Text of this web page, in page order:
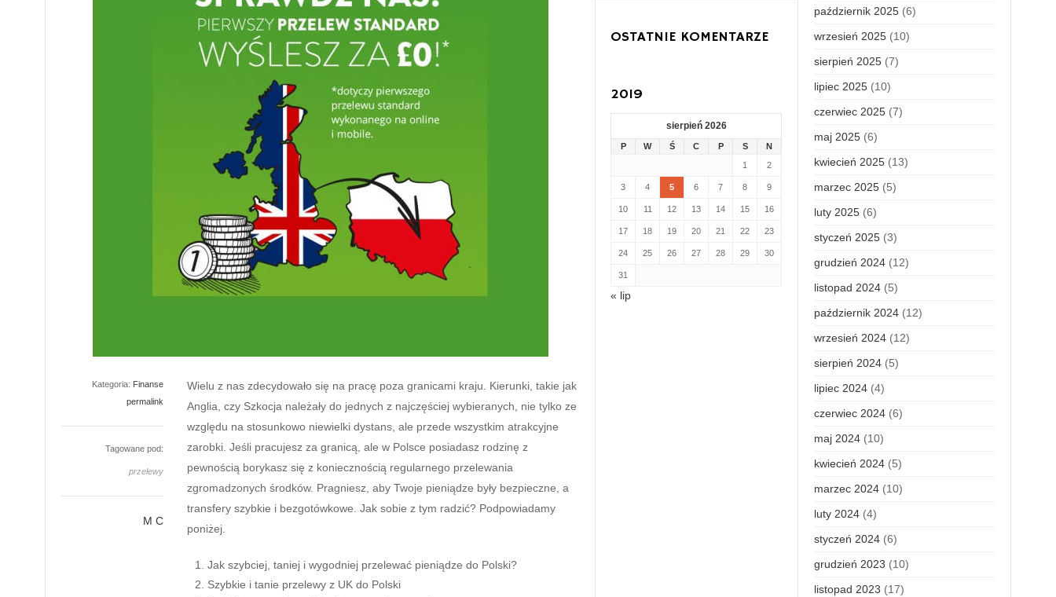
Kategoria: Finanse
permalink
Tagowane pod:
przelewy
M C
Wielu z nas zdecydowało się na pracę poza granicami kraju. Kierunki, takie jak
Anglia, czy Szkocja należały do jednych z najczęściej wybieranych, nie tylko ze
względu na stosunkowo niewielki dystans, ale przede wszystkim atrakcyjne
zarobki. Jeśli pracujesz za granicą, ale w Polsce posiadasz rodzinę z
pewnością borykasz się z koniecznością regularnego przelewania
zgromadzonych środków. Pragniesz, aby Twoje pieniądze były bezpieczne, a
transfery szybkie i bezgotówkowe. Jak sobie z tym radzić? Podpowiadamy
poniżej.
Jak szybciej, taniej i wygodniej przelewać pieniądze do Polski?
Szybkie i tanie przelewy z UK do Polski
OSTATNIE KOMENTARZE
2019
sierpień 2026
P W Ś C P S
N
1
2
3 4 5 6 7 8 9
10 11 12 13 14 15 16
17 18 19 20 21 22 23
24 25 26 27 28 29 30
31
« lip
październik 2025(6)
wrzesień 2025(10)
sierpień 2025(7)
lipiec 2025(10)
czerwiec 2025(7)
maj 2025(6)
kwiecień 2025(13)
marzec 2025(5)
luty 2025(6)
styczeń 2025(3)
grudzień 2024(12)
listopad 2024(5)
październik 2024(12)
wrzesień 2024(12)
sierpień 2024(5)
lipiec 2024(4)
czerwiec 2024(6)
maj 2024(10)
kwiecień 2024(5)
marzec 2024(10)
luty 2024(4)
styczeń 2024(6)
grudzień 2023 (10)
listopad 2023 (17)